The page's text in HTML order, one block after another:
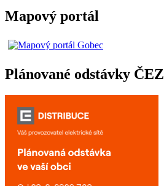
Mapový portál
Plánované odstávky ČEZ